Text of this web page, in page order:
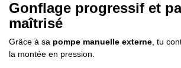
Gonflage progressif et
maîtrisé
Grâce à sa pompe manuelle externe , tu
la montée en pression.